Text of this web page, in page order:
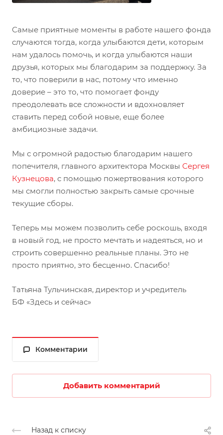
Самые приятные моменты в работе нашего фонда
случаются тогда, когда улыбаются дети, которым
нам удалось помочь, и когда улыбаются наши
друзья, которых мы благодарим за поддержку. За
то, что поверили в нас, потому что именно
доверие – это то, что помогает фонду
преодолевать все сложности и вдохновляет
ставить перед собой новые, еще более
амбициозные задачи.
Мы с огромной радостью благодарим нашего
попечителя, главного архитектора Москвы Сергея
Кузнецова, с помощью пожертвования которого
мы смогли полностью закрыть самые срочные
текущие сборы.
Теперь мы можем позволить себе роскошь, входя
в новый год, не просто мечтать и надеяться, но и
строить совершенно реальные планы. Это не
просто приятно, это бесценно. Спасибо!
Татьяна Тульчинская, директор и учредитель
БФ «Здесь и сейчас»
Комментарии
Добавить комментарий
Назад к списку